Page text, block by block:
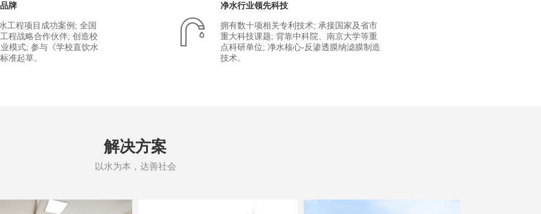
牌
工程项目成功案例; 全国
程战略合作伙伴; 创造校
模式; 参与《学校直饮水
准起草。
净水行业领先科技
拥有数十项相关专利技术; 承接国家及省市
重大科技课题; 背靠中科院、南京大学等重
点科研单位; 净水核心-反渗透膜纳滤膜制造
技术。
解决方案
以水为本，达善社会